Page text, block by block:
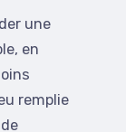
une
en
remplie